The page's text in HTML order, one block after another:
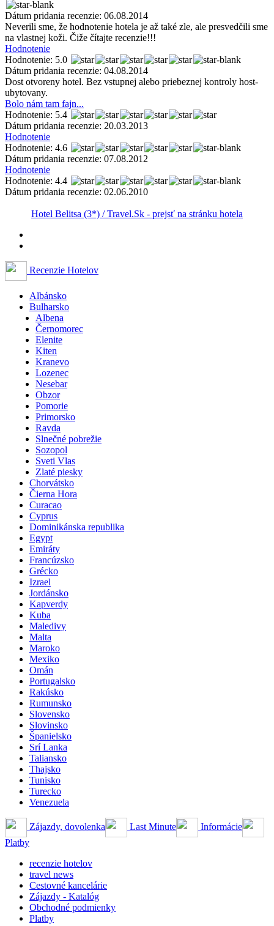
Dátum pridania recenzie: 06.08.2014
Neverili sme, že hodnotenie hotela je až také zle, ale presvedčili sme
na vlastnej koži. Čiže čítajte recenzie!!!
Hodnotenie
Hodnotenie: 5.0
Dátum pridania recenzie: 04.08.2014
Dost otvoreny hotel. Bez vstupnej alebo priebeznej kontroly host-
ubytovany.
Bolo nám tam fajn...
Hodnotenie: 5.4
Dátum pridania recenzie: 20.03.2013
Hodnotenie
Hodnotenie: 4.6
Dátum pridania recenzie: 07.08.2012
Hodnotenie
Hodnotenie: 4.4
Dátum pridania recenzie: 02.06.2010
Hotel Belitsa (3*) / Travel.Sk - prejsť na stránku hotela
Recenzie Hotelov
Albánsko
Bulharsko
Albena
Černomorec
Elenite
Kiten
Kranevo
Lozenec
Nesebar
Obzor
Pomorie
Primorsko
Ravda
Slnečné pobrežie
Sozopol
Sveti Vlas
Zlaté piesky
Chorvátsko
Čierna Hora
Curacao
Cyprus
Dominikánska republika
Egypt
Emiráty
Francúzsko
Grécko
Izrael
Jordánsko
Kapverdy
Kuba
Maledivy
Malta
Maroko
Mexiko
Omán
Portugalsko
Rakúsko
Rumunsko
Slovensko
Slovinsko
Španielsko
Srí Lanka
Taliansko
Thajsko
Tunisko
Turecko
Venezuela
Zájazdy, dovolenka Last Minute
Informácie
Platby
recenzie hotelov
travel news
Cestovné kancelárie
Zájazdy - Katalóg
Obchodné podmienky
Platby